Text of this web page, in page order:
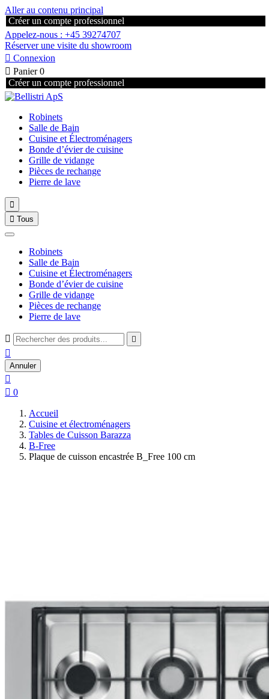
Aller au contenu principal
Créer un compte professionnel
Appelez-nous : +45 39274707
Réserver une visite du showroom
 Connexion
 Panier 0
Créer un compte professionnel
Robinets
Salle de Bain
Cuisine et Électroménagers
Bonde d’évier de cuisine
Grille de vidange
Pièces de rechange
Pierre de lave

 Tous
Robinets
Salle de Bain
Cuisine et Électroménagers
Bonde d’évier de cuisine
Grille de vidange
Pièces de rechange
Pierre de lave
 

Annuler

 0
Accueil
Cuisine et électroménagers
Tables de Cuisson Barazza
B-Free
Plaque de cuisson encastrée B_Free 100 cm